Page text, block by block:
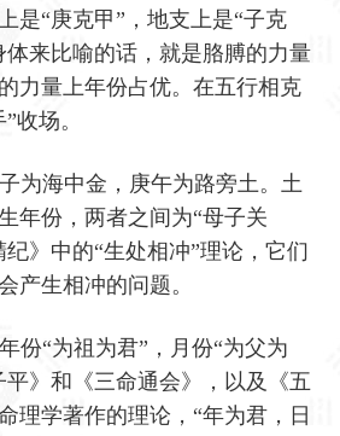
是“庚克甲”，地支上是“子克
体来比喻的话，就是胳膊的力量
力量上年份占优。在五行相克
收场。
为海中金，庚午为路旁土。土
年份，两者之间为“母子关
》中的“生处相冲”理论，它们
产生相冲的问题。
年份“为祖为君”，月份“为父为
平》和《三命通会》，以及《五
理学著作的理论，“年为君，日